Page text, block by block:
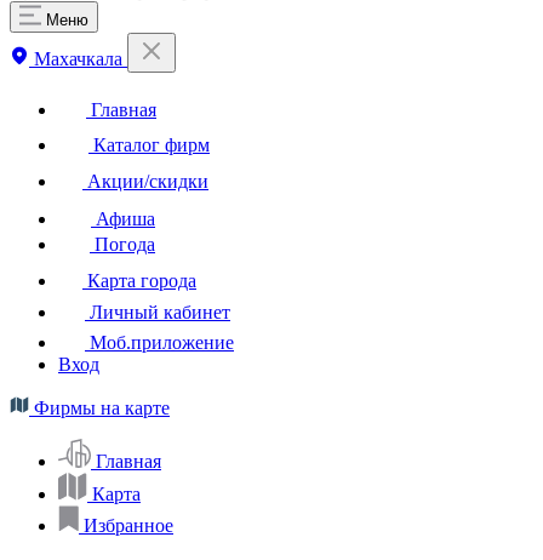
Меню
Махачкала
Главная
Каталог фирм
Акции/скидки
Афиша
Погода
Карта города
Личный кабинет
Моб.приложение
Вход
Фирмы на карте
Главная
Карта
Избранное